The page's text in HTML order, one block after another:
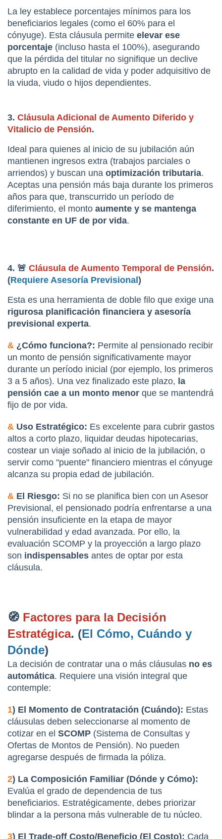
La ley establece porcentajes mínimos para los
beneficiarios legales (como el 60% para el
cónyuge). Esta cláusula permite elevar ese
porcentaje (incluso hasta el 100%), asegurando
que la pérdida del titular no signifique un declive
abrupto en la calidad de vida y poder adquisitivo de
la viuda, viudo o hijos dependientes.
3. Cláusula Adicional de Aumento Diferido y
Vitalicio de Pensión.
Ideal para quienes al inicio de su jubilación aún
mantienen ingresos extra (trabajos parciales o
arriendos) y buscan una optimización tributaria.
Aceptas una pensión más baja durante los primeros
años para que, transcurrido un período de
diferimiento, el monto aumente y se mantenga
constante en UF de por vida.
4. 🚨 Cláusula de Aumento Temporal de Pensión.
(Requiere Asesoría Previsional)
rigurosa planificación financiera y asesoría
previsional experta.
& ¿Cómo funciona?: Permite al pensionado recibir
un monto de pensión significativamente mayor
durante un período inicial (por ejemplo, los primeros
3 a 5 años). Una vez finalizado este plazo, la
pensión cae a un monto menor que se mantendrá
fijo de por vida.
& Uso Estratégico: Es excelente para cubrir gastos
altos a corto plazo, liquidar deudas hipotecarias,
costear un viaje soñado al inicio de la jubilación, o
servir como "puente" financiero mientras el cónyuge
alcanza su propia edad de jubilación.
& El Riesgo: Si no se planifica bien con un Asesor
Previsional, el pensionado podría enfrentarse a una
pensión insuficiente en la etapa de mayor
vulnerabilidad y edad avanzada. Por ello, la
evaluación SCOMP y la proyección a largo plazo
son indispensables antes de optar por esta
cláusula.
🧭 Factores para la Decisión
Estratégica. (El Cómo, Cuándo y
Dónde)
La decisión de contratar una o más cláusulas no es
automática. Requiere una visión integral que
contemple:
1) El Momento de Contratación (Cuándo): Estas
cláusulas deben seleccionarse al momento de
cotizar en el SCOMP (Sistema de Consultas y
Ofertas de Montos de Pensión). No pueden
agregarse después de firmada la póliza.
2) La Composición Familiar (Dónde y Cómo):
Evalúa el grado de dependencia de tus
beneficiarios. Estratégicamente, debes priorizar
blindar a la persona más vulnerable de tu núcleo.
3) El Trade-off Costo/Beneficio (El Costo): Cada